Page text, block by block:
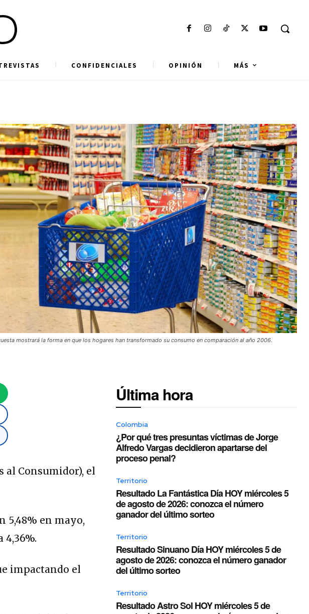
CONFIDENCIALES OPINIÓN MÁS
mostrará la forma en que los hogares han transformado su consumo en comparación al año 2006.
al Consumidor), el
5,48% en mayo,
impactando el
Última hora
Colombia
¿Por qué tres presuntas víctimas de Jorge
Alfredo Vargas decidieron apartarse del
proceso penal?
Territorio
Resultado La Fantástica Día HOY miércoles 5
de agosto de 2026: conozca el número
ganador del último sorteo
Territorio
Resultado Sinuano Día HOY miércoles 5 de
agosto de 2026: conozca el número ganador
del último sorteo
Territorio
Resultado Astro Sol HOY miércoles 5 de